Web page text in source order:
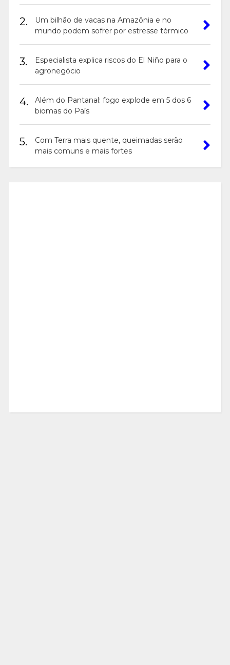
2.
Um bilhão de vacas na Amazônia e no
mundo podem sofrer por estresse térmico
3.
Especialista explica riscos do El Niño para o
agronegócio
4.
Além do Pantanal: fogo explode em 5 dos 6
biomas do País
5.
Com Terra mais quente, queimadas serão
mais comuns e mais fortes